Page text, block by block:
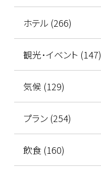
ホテル (266)
観光･イベント (147)
気候 (129)
プラン (254)
飲食 (160)